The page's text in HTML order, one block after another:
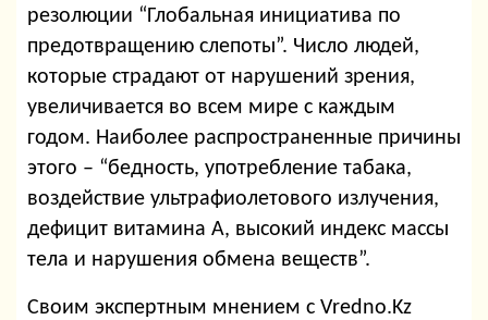
резолюции “Глобальная инициатива по
предотвращению слепоты”. Число людей,
которые страдают от нарушений зрения,
увеличивается во всем мире с каждым
годом. Наиболее распространенные причины
этого – “бедность, употребление табака,
воздействие ультрафиолетового излучения,
дефицит витамина А, высокий индекс массы
тела и нарушения обмена веществ”.
Своим экспертным мнением с Vredno.Kz